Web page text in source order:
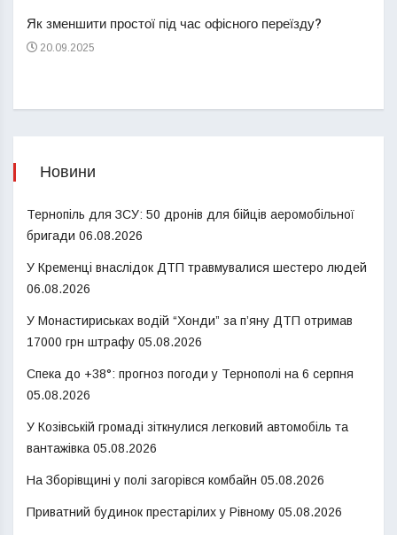
Як зменшити простої під час офісного переїзду?
20.09.2025
Новини
Тернопіль для ЗСУ: 50 дронів для бійців аеромобільної
бригади 06.08.2026
У Кременці внаслідок ДТП травмувалися шестеро людей
06.08.2026
У Монастириськах водій “Хонди” за п’яну ДТП отримав
17000 грн штрафу 05.08.2026
Спека до +38°: прогноз погоди у Тернополі на 6 серпня
05.08.2026
У Козівській громаді зіткнулися легковий автомобіль та
вантажівка 05.08.2026
На Зборівщині у полі загорівся комбайн 05.08.2026
Приватний будинок престарілих у Рівному 05.08.2026